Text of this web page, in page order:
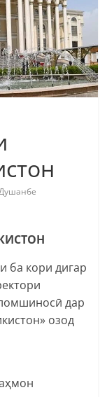
ба кори дигар
дар
озод